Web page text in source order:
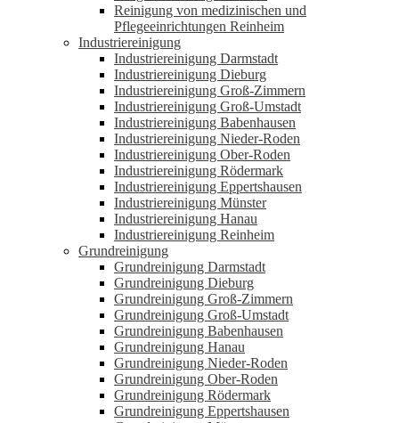
Reinigung von medizinischen und
Pflegeeinrichtungen Reinheim
Industriereinigung
Industriereinigung Darmstadt
Industriereinigung Dieburg
Industriereinigung Groß-Zimmern
Industriereinigung Groß-Umstadt
Industriereinigung Babenhausen
Industriereinigung Nieder-Roden
Industriereinigung Ober-Roden
Industriereinigung Rödermark
Industriereinigung Eppertshausen
Industriereinigung Münster
Industriereinigung Hanau
Industriereinigung Reinheim
Grundreinigung
Grundreinigung Darmstadt
Grundreinigung Dieburg
Grundreinigung Groß-Zimmern
Grundreinigung Groß-Umstadt
Grundreinigung Babenhausen
Grundreinigung Hanau
Grundreinigung Nieder-Roden
Grundreinigung Ober-Roden
Grundreinigung Rödermark
Grundreinigung Eppertshausen